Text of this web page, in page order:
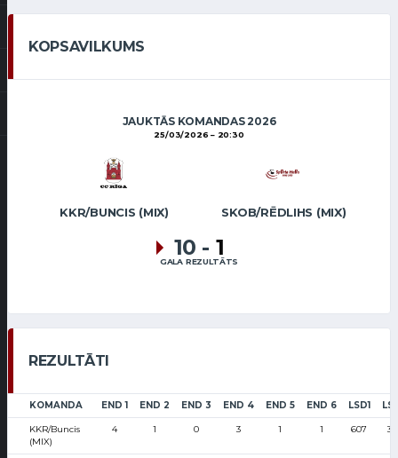
KOPSAVILKUMS
JAUKTĀS KOMANDAS 2026
25/03/2026 20:30
KKR/BUNCIS (MIX) SKOB/RĒDLIHS (MIX)
10 - 1
GALA REZULTĀTS
REZULTĀTI
KOMANDA END 1 END 2 END 3 END 4 END 5 END 6 LSD1
KKR/Buncis
(MIX)
4 1 0 3 1 1 607